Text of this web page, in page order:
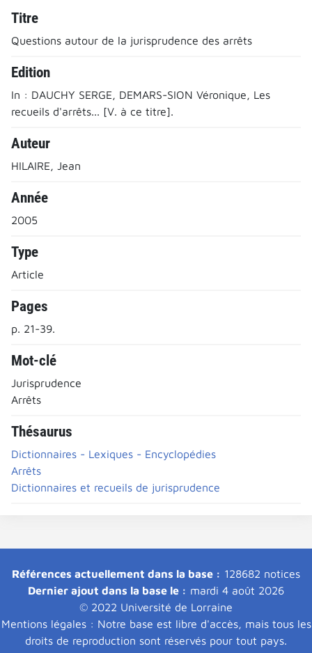
Titre
Questions autour de la jurisprudence des arrêts
Edition
In : DAUCHY SERGE, DEMARS-SION Véronique, Les
recueils d'arrêts... [V. à ce titre].
Auteur
HILAIRE, Jean
Année
2005
Type
Article
Pages
p. 21-39.
Mot-clé
Jurisprudence
Arrêts
Thésaurus
Dictionnaires - Lexiques - Encyclopédies
Arrêts
Dictionnaires et recueils de jurisprudence
Références actuellement dans la base : 128682 notices
Dernier ajout dans la base le : mardi 4 août 2026
© 2022 Université de Lorraine
Mentions légales : Notre base est libre d'accès, mais tous les
droits de reproduction sont réservés pour tout pays.